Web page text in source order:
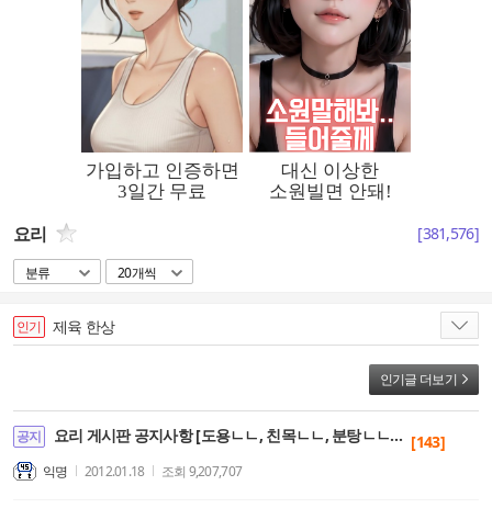
요리 [381,576]
분류 20개씩
인기 제육 한상
인기글 더보기
공지 요리 게시판 공지사항 [도용ㄴㄴ, 친목ㄴㄴ, 분탕ㄴㄴ, 자짤ㄴㄴ] [143]
익명 2012.01.18 조회 9,207,707